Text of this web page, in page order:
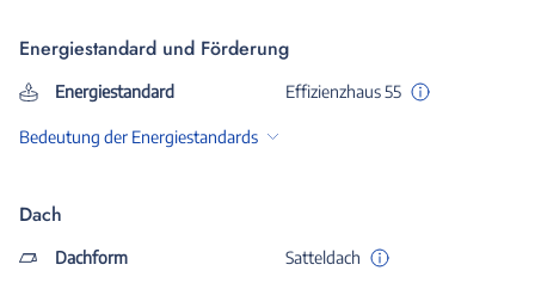
Energiestandard und Förderung
Energiestandard Effizienzhaus 55
Bedeutung der Energiestandards
Dach
Dachform
Satteldach